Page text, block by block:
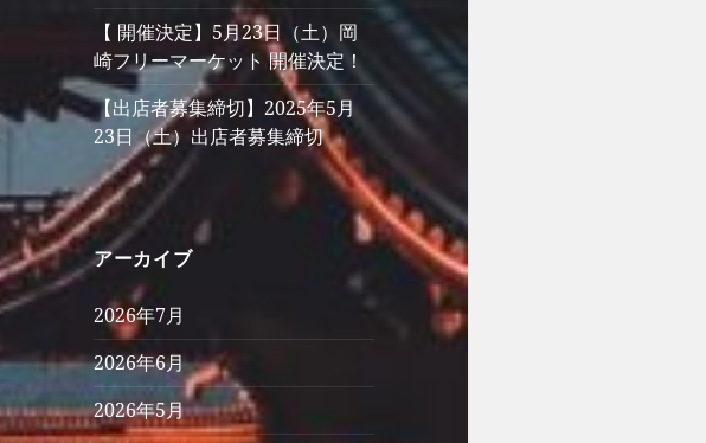
【 開催決定】5月23日（土）岡
崎フリーマーケット 開催決定！
【出店者募集締切】2025年5月
23日（土）出店者募集締切
アーカイブ
2026年7月
2026年6月
2026年5月